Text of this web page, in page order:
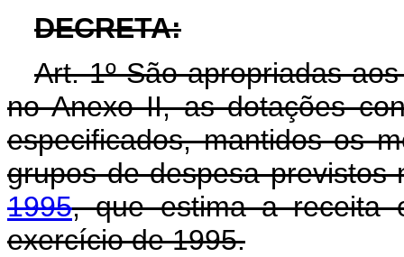
DECRETA:
Art. 1º São apropriadas
no Anexo II, as dotações
especificados, mantidos os
grupos de despesa previstos
1995, que estima a receita
exercício de 1995.